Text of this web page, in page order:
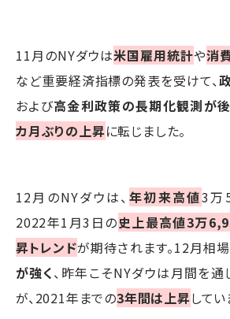
11月のNYダウは米国雇用統計や消
など重要経済指標の発表を受けて、
および高金利政策の長期化観測が
カ月ぶりの上昇に転じました。
12月のNYダウは、 年初来高値3万
2022年1月3日の史上最高値3万
昇トレンドが期待されます。12月相
が強く、昨年こそNYダウは月間を通
が、2021年までの3年間は上昇してい